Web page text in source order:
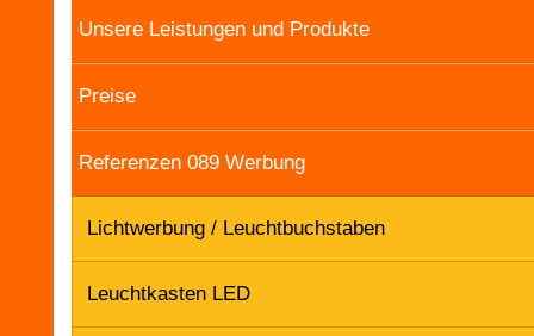
Unsere Leistungen und Produkte
Preise
Referenzen 089 Werbung
Lichtwerbung / Leuchtbuchstaben
Leuchtkasten LED